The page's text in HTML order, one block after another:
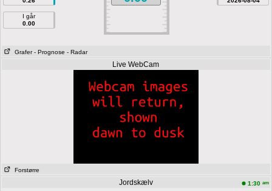
I går
0.00
Grafer - Prognose - Radar
Live WebCam
Forstørre
Jordskælv 1:30 am